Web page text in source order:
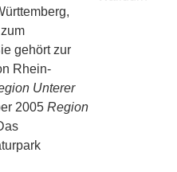
gehört zur
Rhein-
Unterer
2005 Region